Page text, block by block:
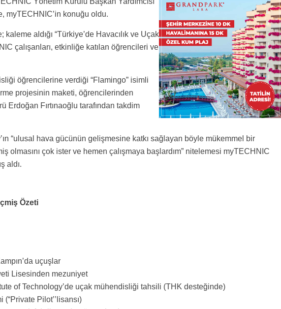
muhendisliginde Zafer Orbay bizim hocamızdı Kayseri uçak fabrikasının ilk kurulusunu yapmıştır Ayrıca
SU ANDA 85 yasını devirmiştir. Allah uzun omurler versin. HP
myTECHNIC’in konuğu oldu.
aldığı “Türkiye’de Havacılık ve Uçak
çalışanları, etkinliğe katılan öğrencileri ve
öğrencilerine verdiği “Flamingo” isimli
projesinin maketi, öğrencilerinden
Erdoğan Fırtınaoğlu tarafından takdim
“ulusal hava gücünün gelişmesine katkı sağlayan böyle mükemmel bir
olmasını çok ister ve hemen çalışmaya başlardım” nitelemesi myTECHNIC
aldı.
Özeti
uçuşlar
Lisesinden mezuniyet
of Technology’de uçak mühendisliği tahsili (THK desteğinde)
Pilot’’lisansı)